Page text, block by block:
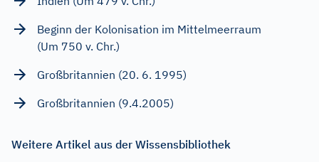
Beginn der Kolonisation im Mittelmeerraum
(Um 750 v. Chr.)
Großbritannien (20. 6. 1995)
Großbritannien (9.4.2005)
Weitere Artikel aus der Wissensbibliothek